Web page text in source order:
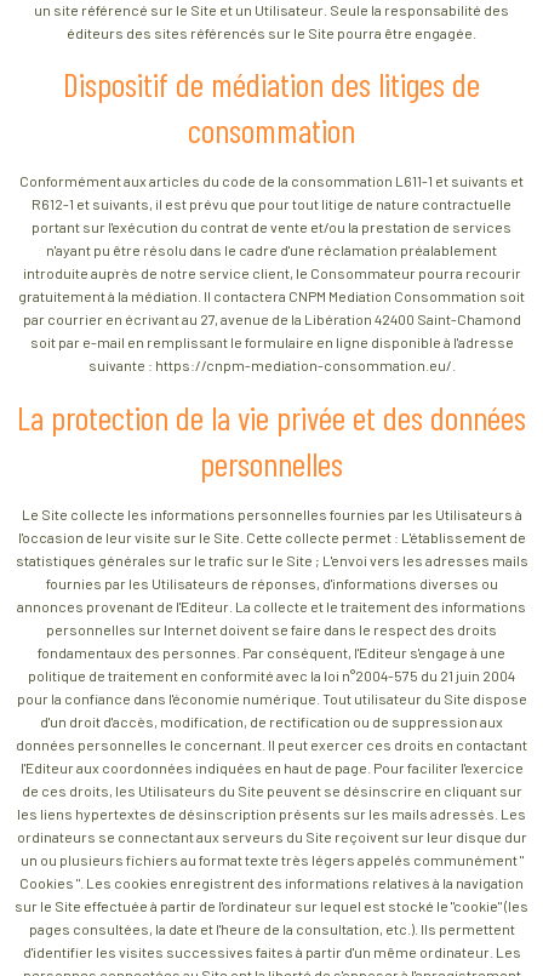
un site référencé sur le Site et un Utilisateur. Seule la responsabilité des
éditeurs des sites référencés sur le Site pourra être engagée.
Dispositif de médiation des litiges de
consommation
Conformément aux articles du code de la consommation L611-1 et suivants et
R612-1 et suivants, il est prévu que pour tout litige de nature contractuelle
portant sur l'exécution du contrat de vente et/ou la prestation de services
n'ayant pu être résolu dans le cadre d'une réclamation préalablement
introduite auprès de notre service client, le Consommateur pourra recourir
gratuitement à la médiation. Il contactera CNPM Mediation Consommation soit
par courrier en écrivant au 27, avenue de la Libération 42400 Saint-Chamond
soit par e-mail en remplissant le formulaire en ligne disponible à l'adresse
suivante : https://cnpm-mediation-consommation.eu/.
La protection de la vie privée et des données
personnelles
Le Site collecte les informations personnelles fournies par les Utilisateurs à
l'occasion de leur visite sur le Site. Cette collecte permet : L'établissement de
statistiques générales sur le trafic sur le Site ; L'envoi vers les adresses mails
fournies par les Utilisateurs de réponses, d'informations diverses ou
annonces provenant de l'Editeur. La collecte et le traitement des informations
personnelles sur Internet doivent se faire dans le respect des droits
fondamentaux des personnes. Par conséquent, l'Editeur s'engage à une
politique de traitement en conformité avec la loi n°2004-575 du 21 juin 2004
pour la confiance dans l'économie numérique. Tout utilisateur du Site dispose
d'un droit d'accès, modification, de rectification ou de suppression aux
données personnelles le concernant. Il peut exercer ces droits en contactant
l'Editeur aux coordonnées indiquées en haut de page. Pour faciliter l'exercice
de ces droits, les Utilisateurs du Site peuvent se désinscrire en cliquant sur
les liens hypertextes de désinscription présents sur les mails adressés. Les
ordinateurs se connectant aux serveurs du Site reçoivent sur leur disque dur
un ou plusieurs fichiers au format texte très légers appelés communément "
Cookies ". Les cookies enregistrent des informations relatives à la navigation
sur le Site effectuée à partir de l'ordinateur sur lequel est stocké le "cookie" (les
pages consultées, la date et l'heure de la consultation, etc.). Ils permettent
d'identifier les visites successives faites à partir d'un même ordinateur. Les